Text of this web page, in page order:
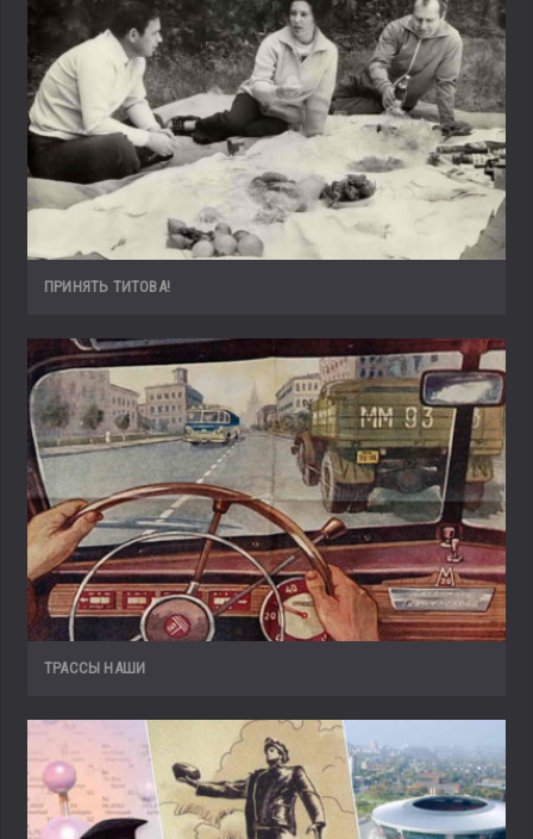
ПРИНЯТЬ ТИТОВА!
ТРАССЫ НАШИ